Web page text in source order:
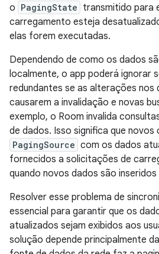
o PagingState transmitido para
carregamento esteja
elas forem executadas.
Dependendo de como os dados
localmente, o app poderá ignorar
redundantes se as alterações nos
causarem a invalidação e novas
exemplo, o Room invalida
de dados. Isso significa que novos
PagingSource com os dados
fornecidos a solicitações de
quando novos dados são
Resolver esse problema de
essencial para garantir que os
atualizados sejam exibidos aos
solução depende principalmente